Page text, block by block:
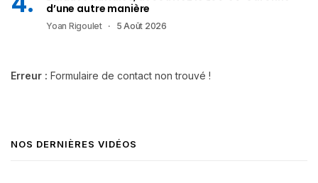
d’une autre manière
Yoan Rigoulet 5 Août 2026
Erreur : Formulaire de contact non trouvé !
NOS DERNIÈRES VIDÉOS